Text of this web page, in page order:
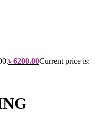
৳6200.00Current price is: